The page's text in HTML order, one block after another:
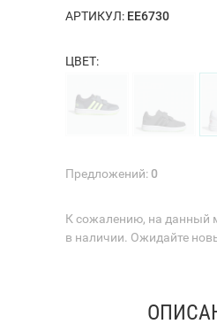
АРТИКУЛ: EE6730
ЦВЕТ:
Предложений:0
К сожалению, на данный
в наличии. Ожидайте